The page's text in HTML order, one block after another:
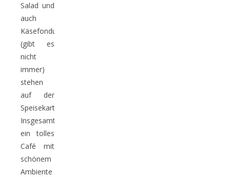
Salad und
auch
Käsefondue
(gibt es
nicht
immer)
stehen
auf der
Speisekarte.
Insgesamt
ein tolles
Café mit
schönem
Ambiente